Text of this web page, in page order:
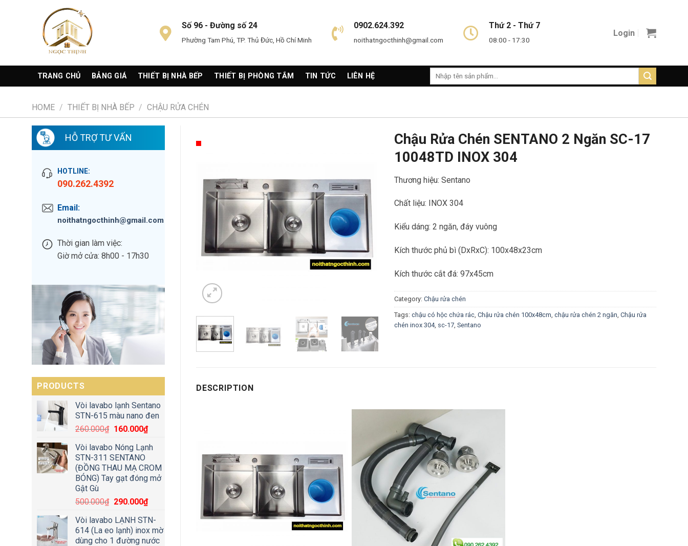
Số 96 - Đường số 24
Phường Tam Phú, TP. Thủ Đức, Hồ Chí Minh
0902.624.392
noithatngocthinh@gmail.com
Thứ 2 - Thứ 7
08:00 - 17:30
Login
TRANG CHỦ BẢNG GIÁ THIẾT BỊ NHÀ BẾP THIẾT BỊ PHÒNG TẮM TIN TỨC LIÊN HỆ
Search
HOME / THIẾT BỊ NHÀ BẾP / CHẬU RỬA CHÉN
HỖ TRỢ TƯ VẤN
HOTLINE:
090.262.4392
Email:
noithatngocthinh@gmail.com
Thời gian làm việc:
Giờ mở cửa: 8h00 - 17h30
PRODUCTS
Vòi lavabo lạnh Sentano
STN-615 màu nano đen
260.000₫ 160.000₫
Vòi lavabo Nóng Lạnh
STN-311 SENTANO
(ĐỒNG THAU MẠ CROM
BÓNG) Tay gạt đóng mở
Gật Gù
500.000₫ 290.000₫
Vòi lavabo LẠNH STN-
614 (La eo lạnh) inox mờ
dùng cho 1 đường nước
Chậu Rửa Chén SENTANO 2 Ngăn SC-17
10048TD INOX 304
Thương hiệu: Sentano
Chất liệu: INOX 304
Kiểu dáng: 2 ngăn, đáy vuông
Kích thước phủ bì (DxRxC): 100x48x23cm
Kích thước cắt đá: 97x45cm
Category:Chậu rửa chén
Tags:chậu có hộc chứa rác ,Chậu rửa chén 100x48cm ,chậu rửa chén 2 ngăn ,Chậu rửa
chén inox 304, sc-17 ,Sentano
DESCRIPTION